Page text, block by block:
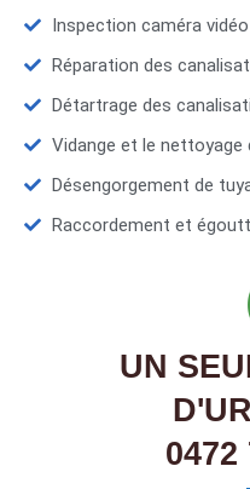
Inspection caméra
Réparation des
Détartrage des
Vidange et le nettoyage
Désengorgement de
Raccordement et
UN
0472